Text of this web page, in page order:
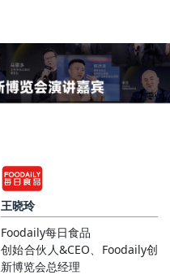
王晓玲
Foodaily每日食品
创始合伙人&CEO、Foodaily创
新博览会总经理